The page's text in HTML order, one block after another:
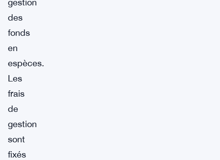
gestion
des
fonds
en
espèces.
Les
frais
de
gestion
sont
fixés